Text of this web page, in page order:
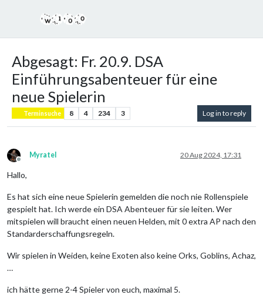
Abgesagt: Fr. 20.9. DSA
Einführungsabenteuer für eine
neue Spielerin
Terminsuche 8 4 234 3 Log in to reply
Offline
Myratel 20 Aug 2024, 17:31
Hallo,
Es hat sich eine neue Spielerin gemelden die noch nie Rollenspiele
gespielt hat. Ich werde ein DSA Abenteuer für sie leiten. Wer
mitspielen will braucht einen neuen Helden, mit 0 extra AP nach den
Standarderschaffungsregeln.
Wir spielen in Weiden, keine Exoten also keine Orks, Goblins, Achaz,
…
ich hätte gerne 2-4 Spieler von euch, maximal 5.